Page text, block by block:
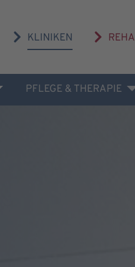
KLINIKEN REHA
PFLEGE & THERAPIE